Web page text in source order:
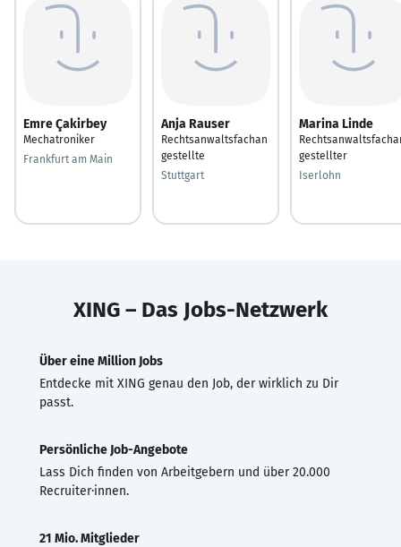
Emre Çakirbey
Mechatroniker
Frankfurt am Main
Anja Rauser
Rechtsanwaltsfachan
gestellte
Stuttgart
Marina Linde
gestellter
Iserlohn
XING – Das Jobs-Netzwerk
Über eine Million Jobs
Entdecke mit XING genau den Job, der wirklich zu Dir
passt.
Persönliche Job-Angebote
Lass Dich finden von Arbeitgebern und über 20.000
Recruiter·innen.
21 Mio. Mitglieder